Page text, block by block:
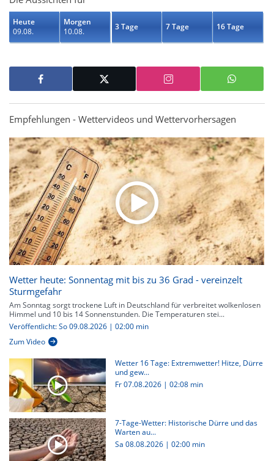
Heute
09.08.
Morgen
10.08.
3 Tage 7 Tage 16 Tage
Empfehlungen - Wettervideos und Wettervorhersagen
Wetter heute: Sonnentag mit bis zu 36 Grad - vereinzelt
Sturmgefahr
Am Sonntag sorgt trockene Luft in Deutschland für verbreitet wolkenlosen
Himmel und 10 bis 14 Sonnenstunden. Die Temperaturen stei...
Veröffentlicht: So 09.08.2026 | 02:00 min
Zum Video
Wetter 16 Tage: Extremwetter! Hitze, Dürre
und gew...
Fr 07.08.2026 | 02:08 min
7-Tage-Wetter: Historische Dürre und das
Warten au...
Sa 08.08.2026 | 02:00 min